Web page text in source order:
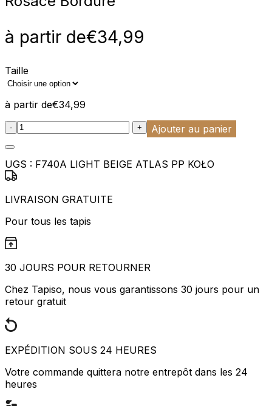
à partir de€34,99
Taille
à partir de€34,99
:product_name quantity
- + Ajouter au panier
UGS : F740A LIGHT BEIGE ATLAS PP KOŁO
LIVRAISON GRATUITE
Pour tous les tapis
30 JOURS POUR RETOURNER
Chez Tapiso, nous vous garantissons 30 jours pour un
retour gratuit
EXPÉDITION SOUS 24 HEURES
Votre commande quittera notre entrepôt dans les 24
heures